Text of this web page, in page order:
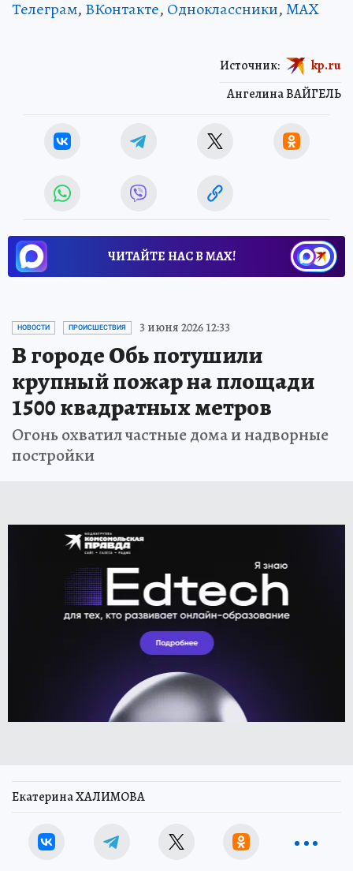
Телеграм, ВКонтакте, Одноклассники,MAX
Ангелина ВАЙГЕЛЬ
Источник: kp.ru
ЧИТАЙТЕ НАС В МАХ!
НОВОСТИ ПРОИСШЕСТВИЯ 3 июня 2026 12:33
В городе Обь потушили
крупный пожар на площади
1500 квадратных метров
Огонь охватил частные дома и надворные
постройки
Екатерина ХАЛИМОВА